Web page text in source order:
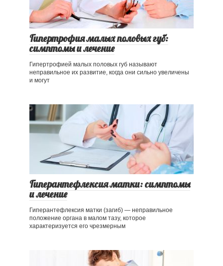
Гипертрофия малых половых губ:
симптомы и лечение
Гипертрофией малых половых губ называют
неправильное их развитие, когда они сильно увеличены
и могут
Гиперантефлексия матки: симптомы
и лечение
Гиперантефлексия матки (загиб) — неправильное
положение органа в малом тазу, которое
характеризуется его чрезмерным